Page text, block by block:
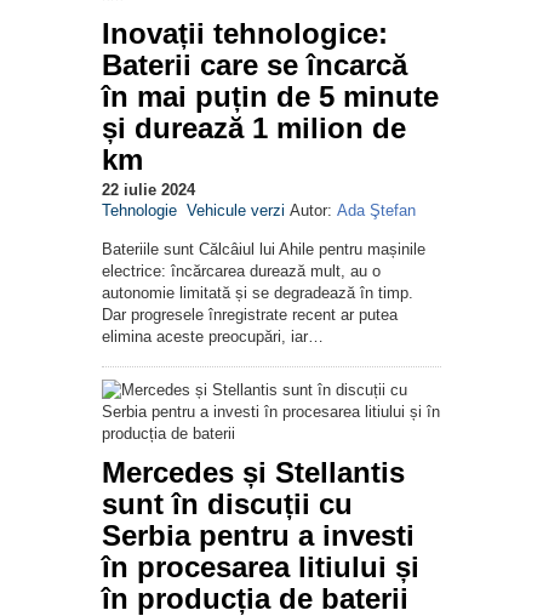
Inovații tehnologice:
Baterii care se încarcă
în mai puțin de 5 minute
și durează 1 milion de
km
22 iulie 2024
Tehnologie Vehicule verzi Autor: Ada Ştefan
Bateriile sunt Călcâiul lui Ahile pentru mașinile
electrice: încărcarea durează mult, au o
autonomie limitată și se degradează în timp.
Dar progresele înregistrate recent ar putea
elimina aceste preocupări, iar…
Mercedes și Stellantis
sunt în discuții cu
Serbia pentru a investi
în procesarea litiului și
în producția de baterii